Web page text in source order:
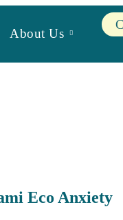
About Us
Eco Anxiety